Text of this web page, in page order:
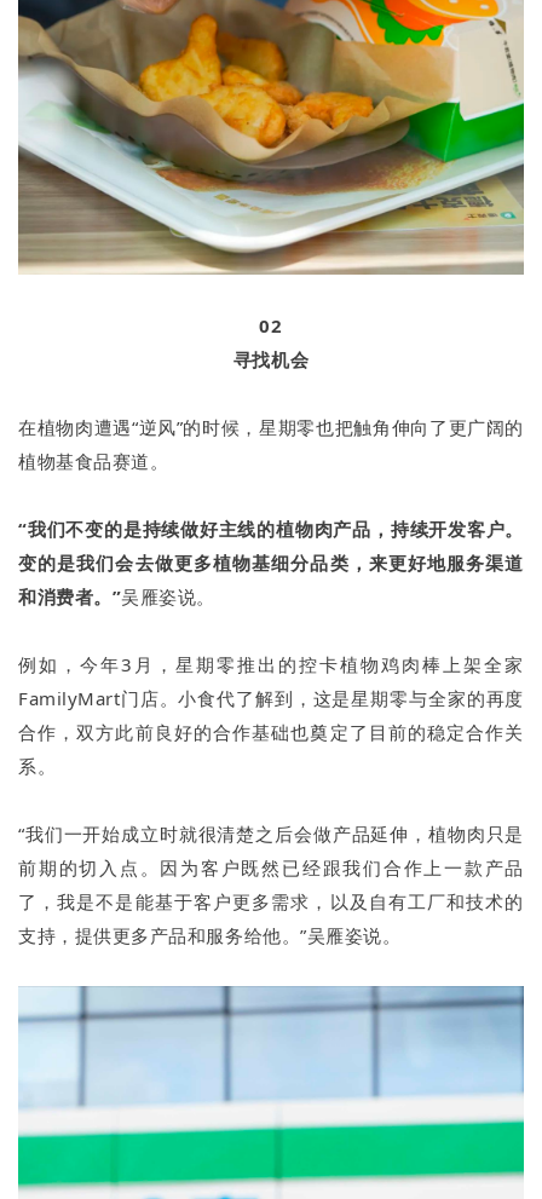
02
寻找机会
在植物肉遭遇“逆风”的时候，星期零也把触角伸向了更广阔的
植物基食品赛道。
“我们不变的是持续做好主线的植物肉产品，持续开发客户。
变的是我们会去做更多植物基细分品类，来更好地服务渠道
和消费者。”吴雁姿说。
例如，今年3月，星期零推出的控卡植物鸡肉棒上架全家
FamilyMart门店。小食代了解到，这是星期零与全家的再度
合作，双方此前良好的合作基础也奠定了目前的稳定合作关
系。
“我们一开始成立时就很清楚之后会做产品延伸，植物肉只是
前期的切入点。因为客户既然已经跟我们合作上一款产品
了，我是不是能基于客户更多需求，以及自有工厂和技术的
支持，提供更多产品和服务给他。”吴雁姿说。